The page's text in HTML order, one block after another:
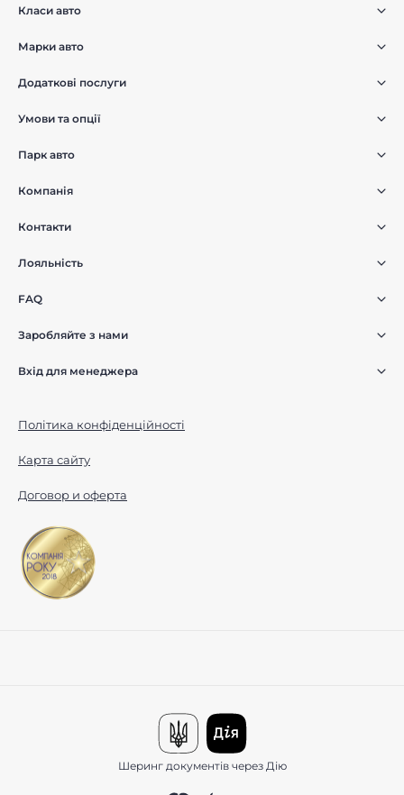
Класи авто
Марки авто
Додаткові послуги
Умови та опції
Парк авто
Компанія
Контакти
Лояльність
FAQ
Заробляйте з нами
Вхід для менеджера
Політика конфіденційності
Карта сайту
Договор и оферта
Шеринг документів через Дію